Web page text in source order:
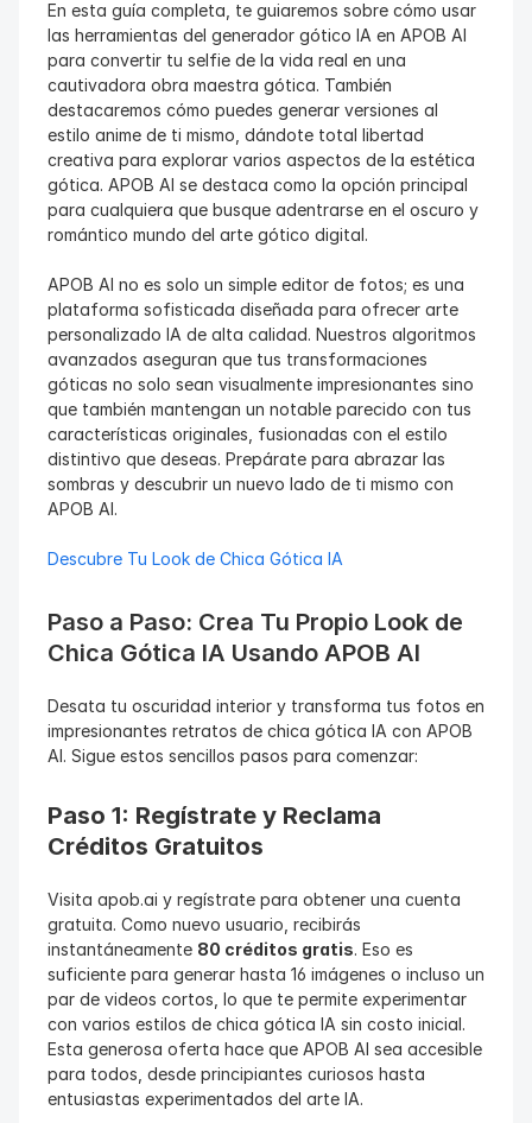
En esta guía completa, te guiaremos sobre cómo usar
las herramientas del generador gótico IA en APOB AI
para convertir tu selfie de la vida real en una
cautivadora obra maestra gótica. También
destacaremos cómo puedes generar versiones al
estilo anime de ti mismo, dándote total libertad
creativa para explorar varios aspectos de la estética
gótica. APOB AI se destaca como la opción principal
para cualquiera que busque adentrarse en el oscuro y
romántico mundo del arte gótico digital.
APOB AI no es solo un simple editor de fotos; es una
plataforma sofisticada diseñada para ofrecer arte
personalizado IA de alta calidad. Nuestros algoritmos
avanzados aseguran que tus transformaciones
góticas no solo sean visualmente impresionantes sino
que también mantengan un notable parecido con tus
características originales, fusionadas con el estilo
distintivo que deseas. Prepárate para abrazar las
sombras y descubrir un nuevo lado de ti mismo con
APOB AI.
Descubre Tu Look de Chica Gótica IA
Paso a Paso: Crea Tu Propio Look de
Chica Gótica IA Usando APOB AI
Desata tu oscuridad interior y transforma tus fotos en
impresionantes retratos de chica gótica IA con APOB
AI. Sigue estos sencillos pasos para comenzar:
Paso 1: Regístrate y Reclama
Créditos Gratuitos
Visita apob.ai y regístrate para obtener una cuenta
gratuita. Como nuevo usuario, recibirás
instantáneamente 80 créditos gratis. Eso es
suficiente para generar hasta 16 imágenes o incluso un
par de videos cortos, lo que te permite experimentar
con varios estilos de chica gótica IA sin costo inicial.
Esta generosa oferta hace que APOB AI sea accesible
para todos, desde principiantes curiosos hasta
entusiastas experimentados del arte IA.